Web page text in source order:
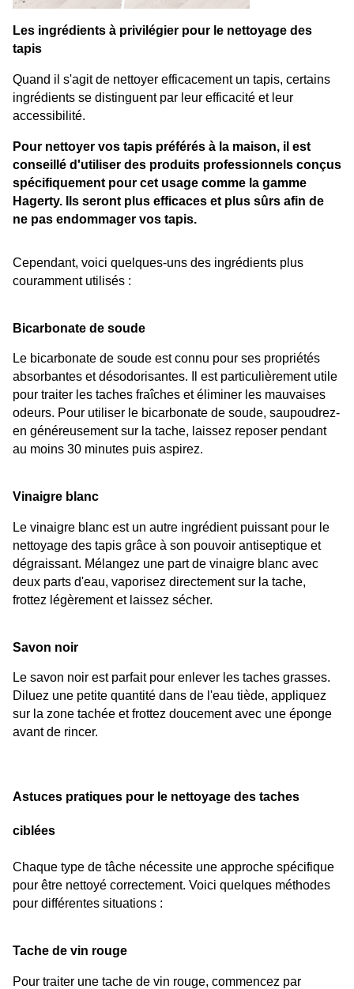
Les ingrédients à privilégier pour le nettoyage des
tapis
Quand il s'agit de nettoyer efficacement un tapis, certains
ingrédients se distinguent par leur efficacité et leur
accessibilité.
Pour nettoyer vos tapis préférés à la maison, il est
conseillé d'utiliser des produits professionnels conçus
spécifiquement pour cet usage comme la gamme
Hagerty. Ils seront plus efficaces et plus sûrs afin de
ne pas endommager vos tapis.
Cependant, voici quelques-uns des ingrédients plus
couramment utilisés :
Bicarbonate de soude
Le bicarbonate de soude est connu pour ses propriétés
absorbantes et désodorisantes. Il est particulièrement utile
pour traiter les taches fraîches et éliminer les mauvaises
odeurs. Pour utiliser le bicarbonate de soude, saupoudrez-
en généreusement sur la tache, laissez reposer pendant
au moins 30 minutes puis aspirez.
Vinaigre blanc
Le vinaigre blanc est un autre ingrédient puissant pour le
nettoyage des tapis grâce à son pouvoir antiseptique et
dégraissant. Mélangez une part de vinaigre blanc avec
deux parts d'eau, vaporisez directement sur la tache,
frottez légèrement et laissez sécher.
Savon noir
Le savon noir est parfait pour enlever les taches grasses.
Diluez une petite quantité dans de l'eau tiède, appliquez
sur la zone tachée et frottez doucement avec une éponge
avant de rincer.
Astuces pratiques pour le nettoyage des taches
ciblées
Chaque type de tâche nécessite une approche spécifique
pour être nettoyé correctement. Voici quelques méthodes
pour différentes situations :
Tache de vin rouge
Pour traiter une tache de vin rouge, commencez par